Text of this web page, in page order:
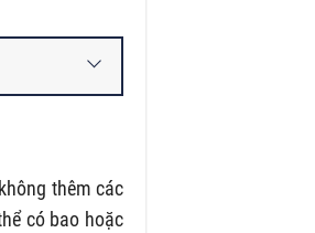
thêm các
có bao hoặc